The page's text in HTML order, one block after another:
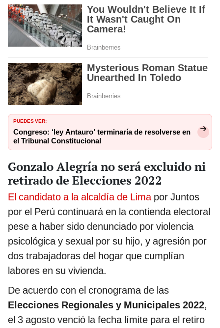
PUEDES VER:
Congreso: ‘ley Antauro’ terminaría de resolverse en
el Tribunal Constitucional
Gonzalo Alegría no será excluido ni
retirado de Elecciones 2022
El candidato a la alcaldía de Limapor Juntos
por el Perú continuará en la contienda electoral
pese a haber sido denunciado por violencia
psicológica y sexual por su hijo, y agresión por
dos trabajadoras del hogar que cumplían
labores en su vivienda.
De acuerdo con el cronograma de las
Elecciones Regionales y Municipales 2022,
el 3 agosto venció la fecha límite para el retiro